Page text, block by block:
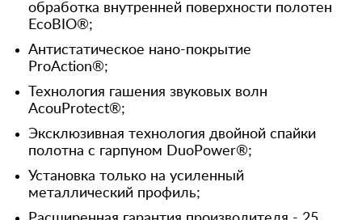
обработка внутренней поверхности полотен
EcoBIO®;
Антистатическое нано-покрытие
ProAction®;
Технология гашения звуковых волн
AcouProtect®;
Эксклюзивная технология двойной спайки
полотна с гарпуном DuoPower®;
Установка только на усиленный
металлический профиль;